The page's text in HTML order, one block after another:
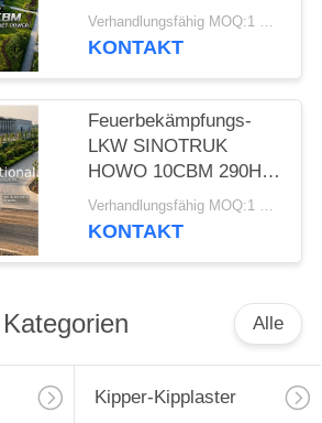
Feuerwehrfahrzeug für
Landschaftsgestaltung
Verhandlungsfähig MOQ:1 Einheit
KONTAKT
Feuerbekämpfungs-
LKW SINOTRUK
HOWO 10CBM 290HP
4X2 LHD für das
Besprühen
Verhandlungsfähig MOQ:1 EINHEIT
KONTAKT
Alle
Kipper-Kipplaster